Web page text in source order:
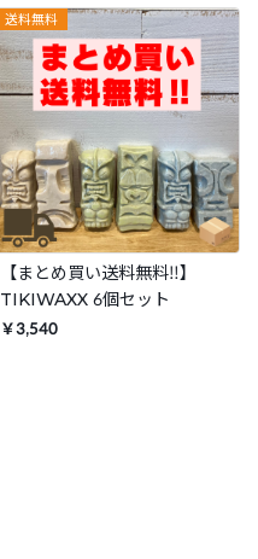
送料無料
【まとめ買い送料無料‼】
TIKIWAXX 6個セット
￥3,540